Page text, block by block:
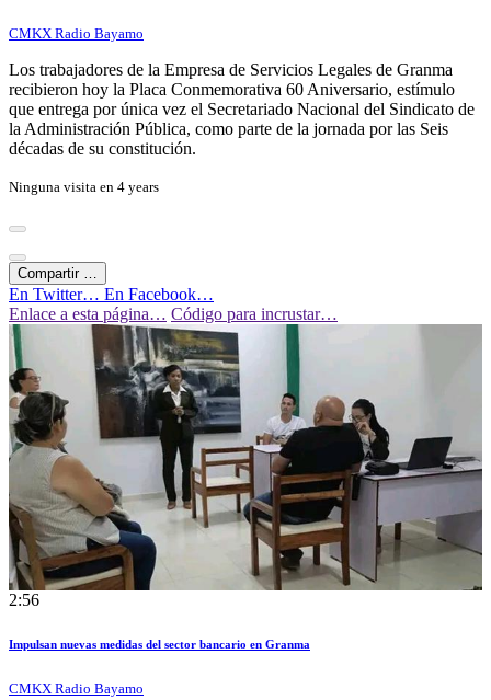
CMKX Radio Bayamo
Los trabajadores de la Empresa de Servicios Legales de Granma
recibieron hoy la Placa Conmemorativa 60 Aniversario, estímulo
que entrega por única vez el Secretariado Nacional del Sindicato de
la Administración Pública, como parte de la jornada por las Seis
décadas de su constitución.
Ninguna visita en 4 years
Compartir …
En Twitter… En Facebook…
Enlace a esta página… Código para incrustar…
2:56
Impulsan nuevas medidas del sector bancario en Granma
CMKX Radio Bayamo